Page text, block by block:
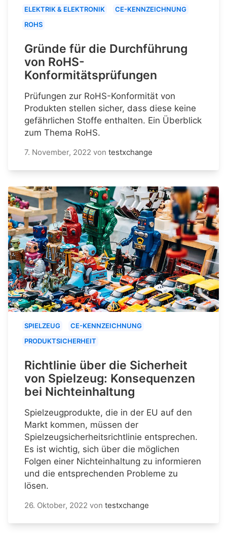
ELEKTRIK & ELEKTRONIK
CE-KENNZEICHNUNG
ROHS
Gründe für die Durchführung
von RoHS-
Konformitätsprüfungen
Prüfungen zur RoHS-Konformität von
Produkten stellen sicher, dass diese keine
gefährlichen Stoffe enthalten. Ein Überblick
zum Thema RoHS.
7. November, 2022 von testxchange
SPIELZEUG
CE-KENNZEICHNUNG
PRODUKTSICHERHEIT
Richtlinie über die Sicherheit
von Spielzeug: Konsequenzen
bei Nichteinhaltung
Spielzeugprodukte, die in der EU auf den
Markt kommen, müssen der
Spielzeugsicherheitsrichtlinie entsprechen.
Es ist wichtig, sich über die möglichen
Folgen einer Nichteinhaltung zu informieren
und die entsprechenden Probleme zu
lösen.
26. Oktober, 2022 von testxchange